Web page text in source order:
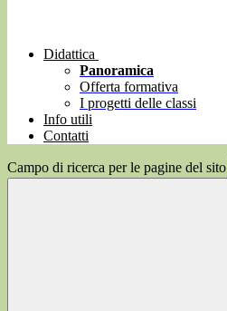
Didattica
Panoramica
Offerta formativa
I progetti delle classi
Info utili
Contatti
Campo di ricerca per le pagine del sito